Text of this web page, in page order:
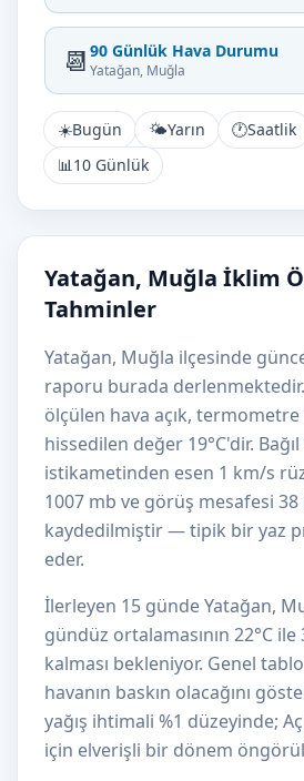
📆 90 Günlük Hava Durumu
Yatağan, Muğla
☀️Bugün 🌤️Yarın 🕐Saatlik
📊10 Günlük
Yatağan, Muğla İklim
Tahminler
Yatağan, Muğla ilçesinde
raporu burada
ölçülen hava açık,
hissedilen değer 19°C'dir.
istikametinden esen 1 km/s
1007 mb ve görüş mesafesi
kaydedilmiştir — tipik bir yaz
eder.
İlerleyen 15 günde Yatağan,
gündüz ortalamasının 22°C ile
kalması bekleniyor. Genel
havanın baskın olacağını
yağış ihtimali %1 düzeyinde;
için elverişli bir dönem